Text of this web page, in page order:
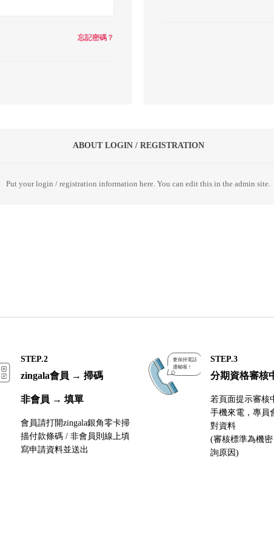
忘記密碼？
ABOUT LOGIN / REGISTRATION
Put your login / registration information here. You can edit this in the admin site.
STEP.2
zingala會員 → 掃碼
非會員 → 填單
會員請打開zingala銀角零卡掃
描付款條碼 / 非會員則線上填
寫申請資料並送出
STEP.3
分期資格審核
若頁面提示審核
手機來電，專員
對資料
(審核標準為機
詢原因)